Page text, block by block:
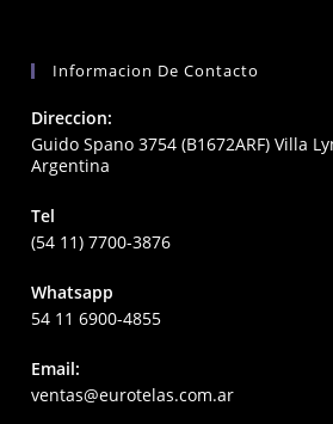
Informacion De Contacto
Direccion:
Guido Spano 3754 (B1672ARF) Villa
Argentina
Tel
(54 11) 7700-3876
Whatsapp
54 11 6900-4855
Email:
ventas@eurotelas.com.arOpens